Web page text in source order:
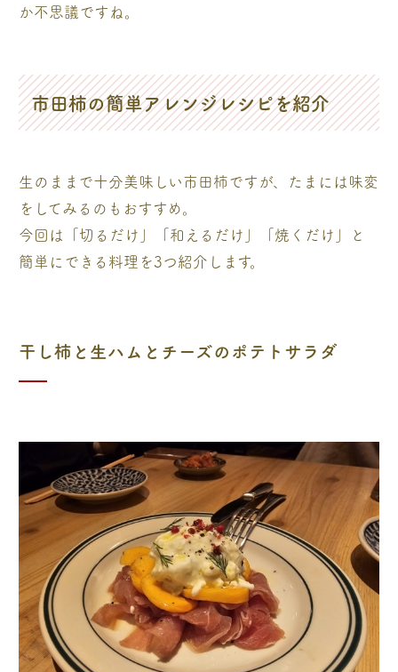
か不思議ですね。
市田柿の簡単アレンジレシピを紹介
生のままで十分美味しい市田柿ですが、たまには味変
をしてみるのもおすすめ。
今回は「切るだけ」「和えるだけ」「焼くだけ」と
簡単にできる料理を3つ紹介します。
干し柿と生ハムとチーズのポテトサラダ